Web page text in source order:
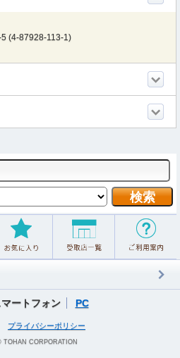
5 (4-87928-113-1)
マートフォン PC
プライバシーポリシー
TOHAN CORPORATION